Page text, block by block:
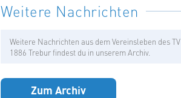
Weitere Nachrichten
Weitere Nachrichten aus dem Vereinsleben des TV
1886 Trebur findest du in unserem Archiv.
Zum Archiv